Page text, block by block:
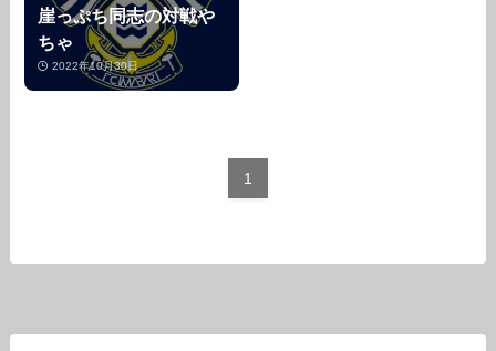
崖っぷち同志の対戦や
ちゃ
2022年10月30日
1